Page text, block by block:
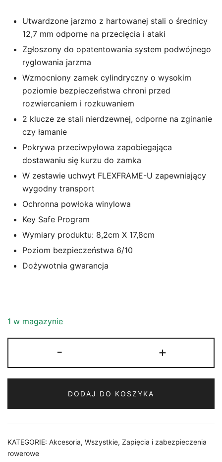
Utwardzone jarzmo z hartowanej stali o średnicy
12,7 mm odporne na przecięcia i ataki
Zgłoszony do opatentowania system podwójnego
ryglowania jarzma
Wzmocniony zamek cylindryczny o wysokim
poziomie bezpieczeństwa chroni przed
rozwiercaniem i rozkuwaniem
2 klucze ze stali nierdzewnej, odporne na zginanie
czy łamanie
Pokrywa przeciwpyłowa zapobiegająca
dostawaniu się kurzu do zamka
W zestawie uchwyt FLEXFRAME-U zapewniający
wygodny transport
Ochronna powłoka winylowa
Key Safe Program
Wymiary produktu: 8,2cm X 17,8cm
Poziom bezpieczeństwa 6/10
Dożywotnia gwarancja
1 w magazynie
-
U-
KRYPTONITE
KRYPTOLOK
MINI-
MERLOT
+
DODAJ DO KOSZYKA
KATEGORIE: Akcesoria, Wszystkie, Zapięcia i zabezpieczenia
rowerowe